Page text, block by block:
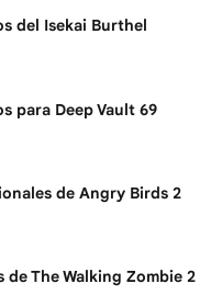
del Isekai Burthel
para Deep Vault 69
de Angry Birds 2
The Walking Zombie 2